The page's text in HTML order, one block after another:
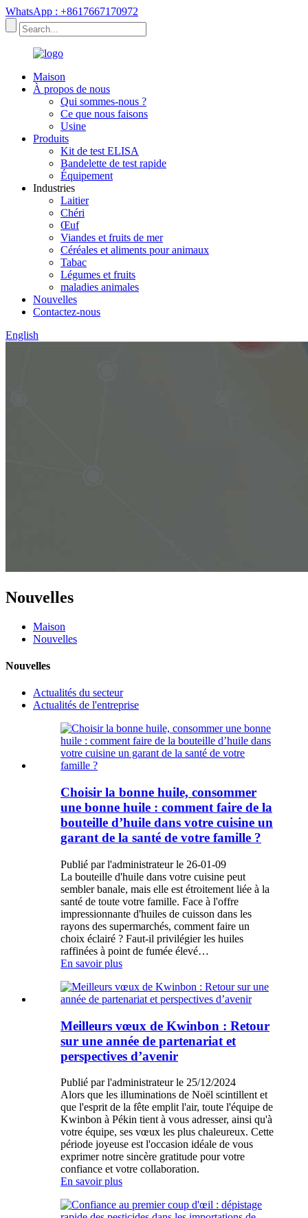
WhatsApp : +8617667170972
Maison
À propos de nous
Qui sommes-nous ?
Ce que nous faisons
Usine
Produits
Kit de test ELISA
Bandelette de test rapide
Équipement
Industries
Laitier
Chéri
Œuf
Viandes et fruits de mer
Céréales et aliments pour animaux
Tabac
Légumes et fruits
maladies animales
Nouvelles
Contactez-nous
English
Nouvelles
Maison
Nouvelles
Nouvelles
Actualités du secteur
Actualités de l'entreprise
Choisir la bonne huile, consommer
une bonne huile : comment faire de la
bouteille d’huile dans votre cuisine un
garant de la santé de votre famille ?
Publié par l'administrateur le 26-01-09
La bouteille d'huile dans votre cuisine peut
sembler banale, mais elle est étroitement liée à la
santé de toute votre famille. Face à l'offre
impressionnante d'huiles de cuisson dans les
rayons des supermarchés, comment faire un
choix éclairé ? Faut-il privilégier les huiles
raffinées à point de fumée élevé…
En savoir plus
Meilleurs vœux de Kwinbon : Retour
sur une année de partenariat et
perspectives d’avenir
Publié par l'administrateur le 25/12/2024
Alors que les illuminations de Noël scintillent et
que l'esprit de la fête emplit l'air, toute l'équipe de
Kwinbon à Pékin tient à vous adresser, ainsi qu'à
votre équipe, ses vœux les plus chaleureux. Cette
période joyeuse est l'occasion idéale de vous
exprimer notre sincère gratitude pour votre
confiance et votre collaboration.
En savoir plus